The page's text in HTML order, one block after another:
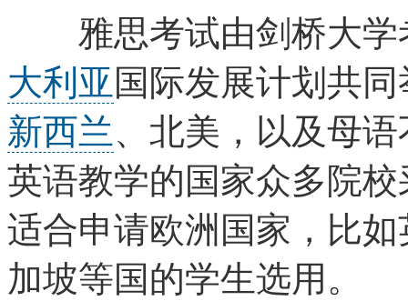
雅思考试由剑桥大学
大利亚国际发展计划共
新西兰、北美，以及母
英语教学的国家众多院
适合申请欧洲国家，比
加坡等国的学生选用。